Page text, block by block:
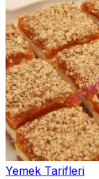
Yemek Tarifleri